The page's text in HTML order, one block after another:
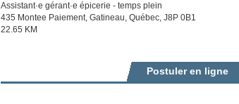
Assistant·e gérant·e épicerie - temps plein
435 Montee Paiement, Gatineau, Québec, J8P 0B1
22.65 KM
Postuler en ligne